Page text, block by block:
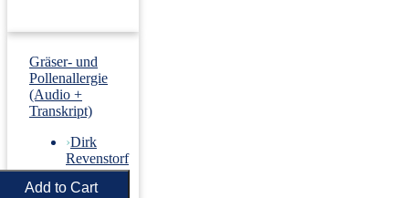
Gräser- und
Pollenallergie
(Audio +
Transkript)
›Dirk
Revenstorf
Price: €5.50